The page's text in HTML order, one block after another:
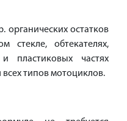
органических остатков
стекле, обтекателях,
пластиковых частях
типов мотоциклов.